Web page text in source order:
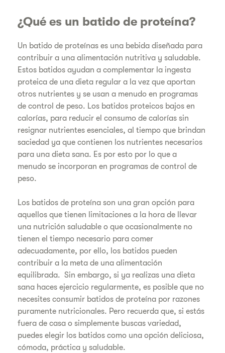
¿Qué es un batido de proteína?
Un batido de proteínas es una bebida diseñada para
contribuir a una alimentación nutritiva y saludable.
Estos batidos ayudan a complementar la ingesta
proteica de una dieta regular a la vez que aportan
otros nutrientes y se usan a menudo en programas
de control de peso. Los batidos proteicos bajos en
calorías, para reducir el consumo de calorías sin
resignar nutrientes esenciales, al tiempo que brindan
saciedad ya que contienen los nutrientes necesarios
para una dieta sana. Es por esto por lo que a
menudo se incorporan en programas de control de
peso.
Los batidos de proteína son una gran opción para
aquellos que tienen limitaciones a la hora de llevar
una nutrición saludable o que ocasionalmente no
tienen el tiempo necesario para comer
adecuadamente, por ello, los batidos pueden
contribuir a la meta de una alimentación
equilibrada. Sin embargo, si ya realizas una dieta
sana haces ejercicio regularmente, es posible que no
necesites consumir batidos de proteína por razones
puramente nutricionales. Pero recuerda que, si estás
fuera de casa o simplemente buscas variedad,
puedes elegir los batidos como una opción deliciosa,
cómoda, práctica y saludable.